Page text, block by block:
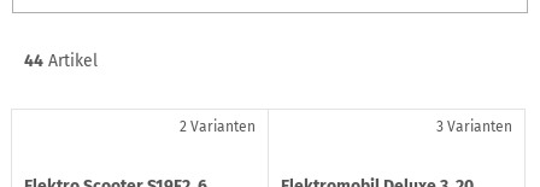
44 Artikel
2 Varianten 3 Varianten